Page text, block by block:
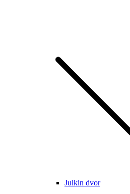
Julkin dvor